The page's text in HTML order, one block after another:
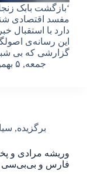
‘بازگشت بابک
مفسد اقتصادی
دارد با استقبال
این رسانه‌ی
گزارشی که بی
جمعه, ۵ بهمن ۱۴۰۳ – ۱۴:۴۴
برگزیده,
وریشه مرادی و
فارس و بی‌بی‌سی